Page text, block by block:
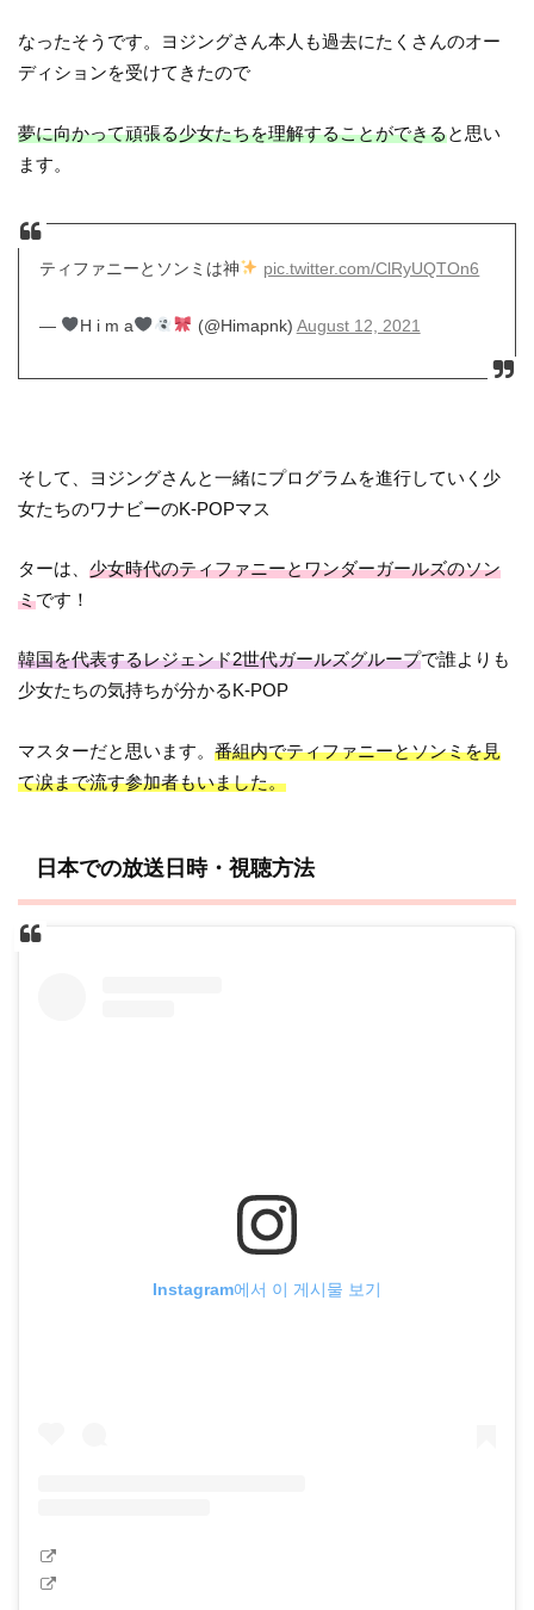
なったそうです。ヨジングさん本人も過去にたくさんのオー
ディションを受けてきたので
夢に向かって頑張る少女たちを理解することができると思い
ます。
ティファニーとソンミは神 pic.twitter.com/ClRyUQTOn6
— H i m a (@Himapnk) August 12, 2021
そして、ヨジングさんと一緒にプログラムを進行していく少
女たちのワナビーのK-POPマス
ターは、少女時代のティファニーとワンダーガールズのソン
ミです！
韓国を代表するレジェンド2世代ガールズグループで誰よりも
少女たちの気持ちが分かるK-POP
マスターだと思います。番組内でティファニーとソンミを見
て涙まで流す参加者もいました。
日本での放送日時・視聴方法
Instagram에서 이 게시물 보기